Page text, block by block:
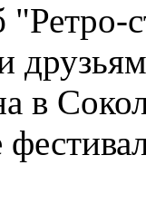
"Ретро-
в